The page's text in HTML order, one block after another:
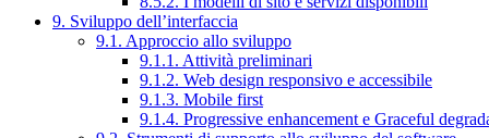
9. Sviluppo dell’interfaccia
9.1. Approccio allo sviluppo
9.1.1. Attività preliminari
9.1.2. Web design responsivo e accessibile
9.1.3. Mobile first
9.1.4. Progressive enhancement e Graceful